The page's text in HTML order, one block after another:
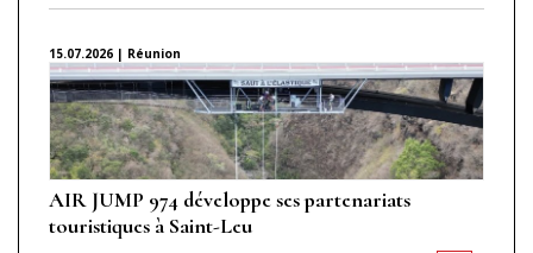
15.07.2026 | Réunion
AIR JUMP 974 développe ses partenariats
touristiques à Saint-Leu